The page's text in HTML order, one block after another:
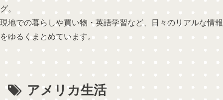
グ。
現地での暮らしや買い物・英語学習など、日々のリアルな情報
をゆるくまとめています。
アメリカ生活